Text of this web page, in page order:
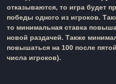
отказываются, то игра будет
победы одного из игроков.
то минимальная ставка
новой раздачей. Также
повышаться на 100 после
числа игроков).